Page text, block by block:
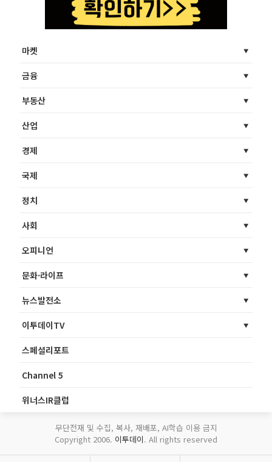
마켓
금융
부동산
산업
경제
국제
정치
사회
오피니언
문화·라이프
뉴스발전소
이투데이TV
스페셜리포트
Channel 5
위너스IR클럽
무단전재 및 수집, 복사, 재배포, AI학습 이용 금지
Copyright 2006. 이투데이. All rights reserved